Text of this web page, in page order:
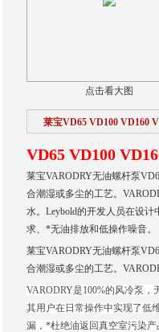
点击看大图
莱宝VD65 VD100 VD160
VD65 VD100
莱宝VARODRY无油螺杆泵
合潮湿或多尘的工艺。
水。Leybold的开发人员在设
求、*无油排放和低操作噪音。
莱宝VARODRY无油螺杆泵
合潮湿或多尘的工艺。
VARODRY是100%的风冷泵
其用户在日常操作中实现了低
漏，*杜绝油返回真空室污染